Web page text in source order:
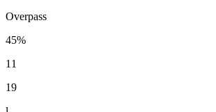
Overpass
45%
11
19